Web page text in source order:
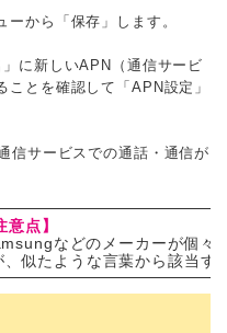
から「保存」します。
に新しいAPN（通信サービ
とを確認して「APN設定」
信サービスでの通話・通信が
点】
などのメーカーが個々
似たような言葉から該当す